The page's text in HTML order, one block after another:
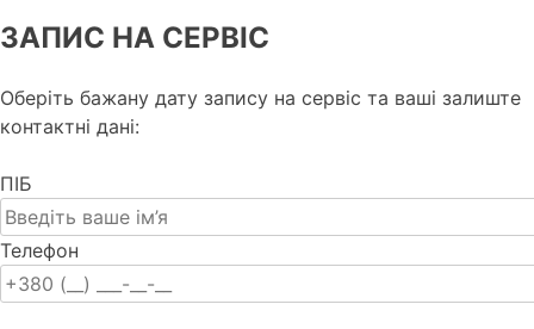
ЗАПИС НА СЕРВІС
Оберіть бажану дату запису на сервіс та ваші залиште
контактні дані:
ПІБ
Телефон